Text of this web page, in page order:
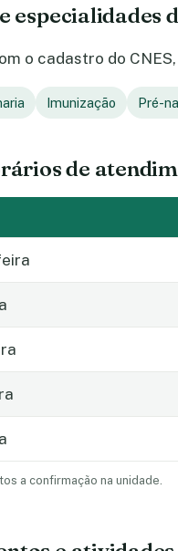
especialidades
o cadastro do
Imunização Pré-
de
a confirmação na unidade.